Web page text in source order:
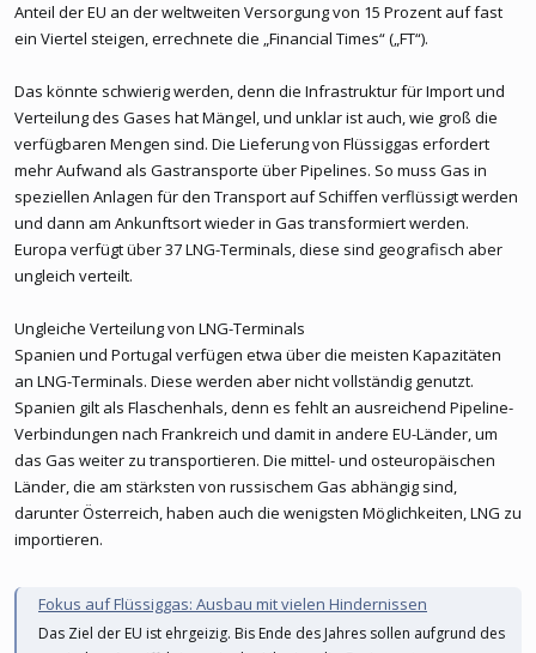
Anteil der EU an der weltweiten Versorgung von 15 Prozent auf fast
ein Viertel steigen, errechnete die „Financial Times“ („FT“).
Das könnte schwierig werden, denn die Infrastruktur für Import und
Verteilung des Gases hat Mängel, und unklar ist auch, wie groß die
verfügbaren Mengen sind. Die Lieferung von Flüssiggas erfordert
mehr Aufwand als Gastransporte über Pipelines. So muss Gas in
speziellen Anlagen für den Transport auf Schiffen verflüssigt werden
und dann am Ankunftsort wieder in Gas transformiert werden.
Europa verfügt über 37 LNG-Terminals, diese sind geografisch aber
ungleich verteilt.
Ungleiche Verteilung von LNG-Terminals
Spanien und Portugal verfügen etwa über die meisten Kapazitäten
an LNG-Terminals. Diese werden aber nicht vollständig genutzt.
Spanien gilt als Flaschenhals, denn es fehlt an ausreichend Pipeline-
Verbindungen nach Frankreich und damit in andere EU-Länder, um
das Gas weiter zu transportieren. Die mittel- und osteuropäischen
Länder, die am stärksten von russischem Gas abhängig sind,
darunter Österreich, haben auch die wenigsten Möglichkeiten, LNG zu
importieren.
Fokus auf Flüssiggas: Ausbau mit vielen Hindernissen
Das Ziel der EU ist ehrgeizig. Bis Ende des Jahres sollen aufgrund des